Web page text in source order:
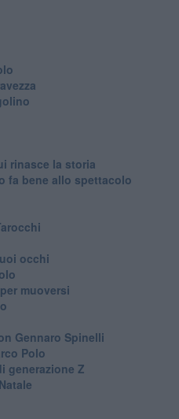
rinasce la storia
fa bene allo spettacolo
occhi
muoversi
Gennaro Spinelli
Polo
generazione Z